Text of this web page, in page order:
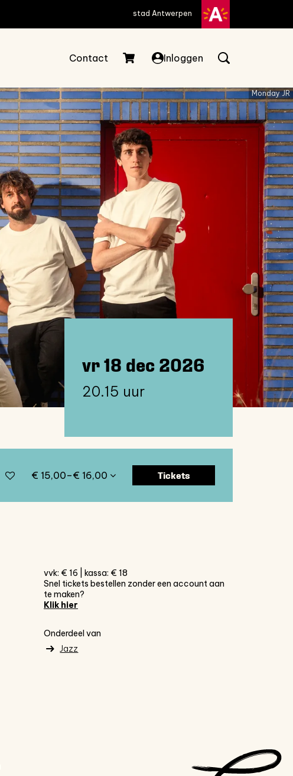
stad Antwerpen
Contact Inloggen
Monday JR
vr 18 dec 2026
20.15 uur
€ 15,00–€ 16,00 Tickets
vvk: € 16 | kassa: € 18
Snel tickets bestellen zonder een account aan
te maken?
Klik hier
Onderdeel van
Jazz